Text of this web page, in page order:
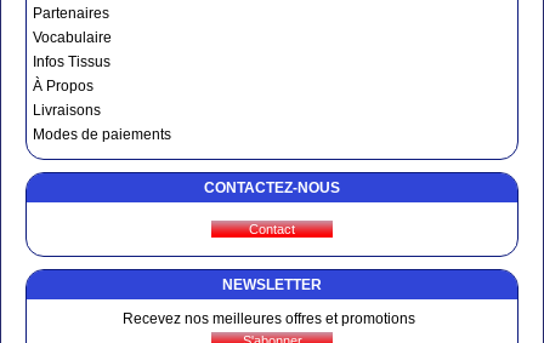
Partenaires
Vocabulaire
Infos Tissus
À Propos
Livraisons
Modes de paiements
CONTACTEZ-NOUS
NEWSLETTER
Recevez nos meilleures offres et promotions